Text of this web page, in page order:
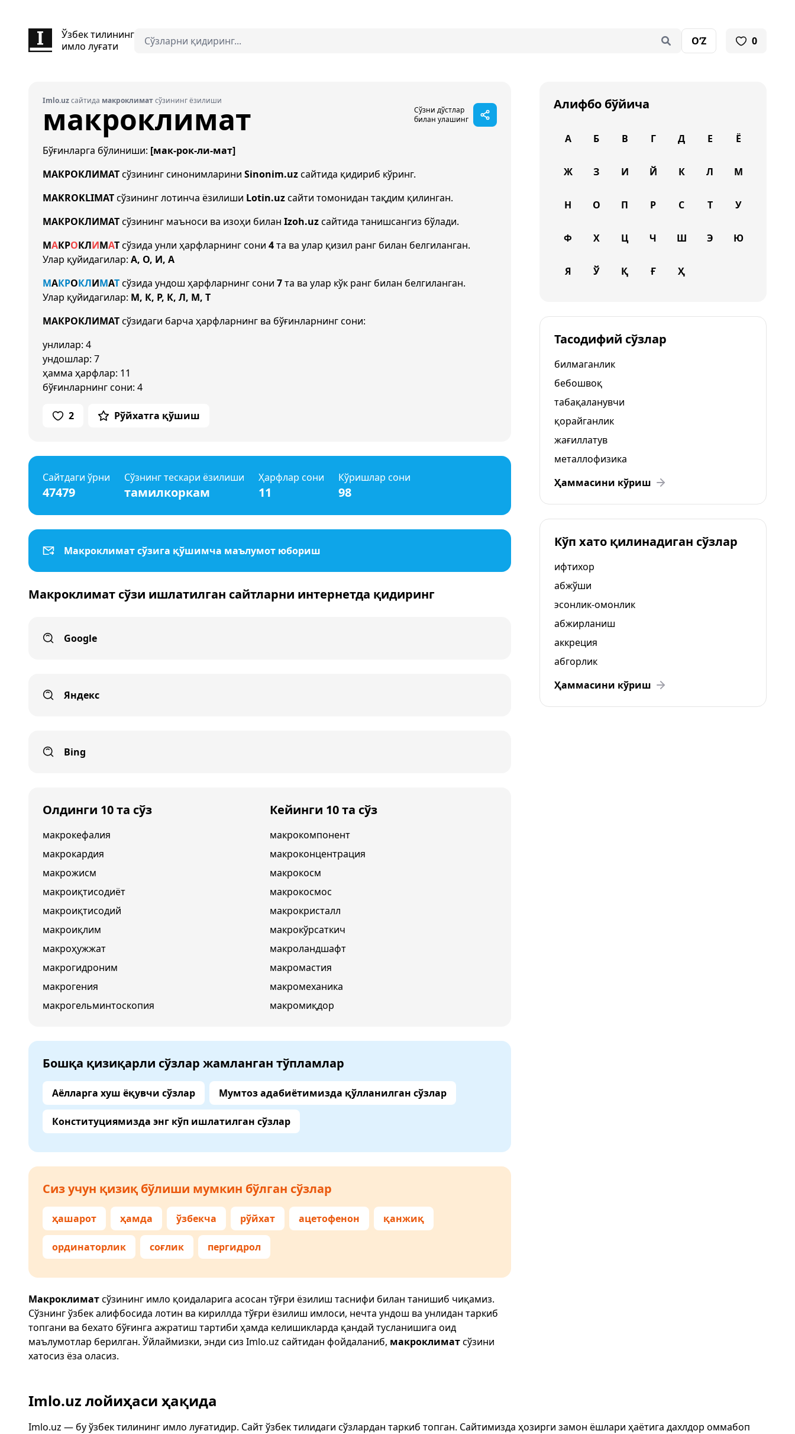
Ўзбек тилининг
имло луғати
O‘Z 0
Imlo.uzсайтида макроклиматсўзининг ёзилиши
макроклимат
Сўзни дўстлар
билан улашинг
Бўғинларга бўлиниши: [мак-рок-ли-мат]
МАКРОКЛИМАТсўзининг синонимларини Sinonim.uzсайтида қидириб кўринг.
MAKROKLIMATсўзининг лотинча ёзилиши Lotin.uzсайти томонидан тақдим қилинган.
МАКРОКЛИМАТсўзининг маъноси ва изоҳи билан Izoh.uzсайтида танишсангиз бўлади.
МАКРОКЛИМАТсўзида унли ҳарфларнинг сони 4та ва улар қизил ранг билан белгиланган.
Улар қуйидагилар: А, О, И, А
МАКРОКЛИМАТсўзида ундош ҳарфларнинг сони 7та ва улар кўк ранг билан белгиланган.
Улар қуйидагилар: М, К, Р, К, Л, М, Т
МАКРОКЛИМАТсўзидаги барча ҳарфларнинг ва бўғинларнинг сони:
унлилар: 4
ундошлар: 7
ҳамма ҳарфлар: 11
бўғинларнинг сони: 4
2 Рўйхатга қўшиш
Сайтдаги ўрни
47479
Сўзнинг тескари ёзилиши
тамилкоркам
Ҳарфлар сони
11
Кўришлар сони
98
Макроклимат сўзига қўшимча маълумот юбориш
Макроклимат сўзи ишлатилган сайтларни интернетда қидиринг
Google
Яндекс
Bing
Олдинги 10 та сўз
макрокефалия
макрокардия
макрожисм
макроиқтисодиёт
макроиқтисодий
макроиқлим
макроҳужжат
макрогидроним
макрогения
макрогельминтоскопия
Кейинги 10 та сўз
макрокомпонент
макроконцентрация
макрокосм
макрокосмос
макрокристалл
макрокўрсаткич
макроландшафт
макромастия
макромеханика
макромиқдор
Бошқа қизиқарли сўзлар жамланган тўпламлар
Аёлларга хуш ёқувчи сўзлар Мумтоз адабиётимизда қўлланилган сўзлар
Конституциямизда энг кўп ишлатилган сўзлар
Сиз учун қизиқ бўлиши мумкин бўлган сўзлар
ҳашарот ҳамда ўзбекча рўйхат ацетофенон қанжиқ
ординаторлик соғлик пергидрол
Макроклиматсўзининг имло қоидаларига асосан тўғри ёзилиш таснифи билан танишиб чиқамиз.
Сўзнинг ўзбек алифбосида лотин ва кириллда тўғри ёзилиш имлоси, нечта ундош ва унлидан таркиб
топгани ва бехато бўғинга ажратиш тартиби ҳамда келишикларда қандай тусланишига оид
маълумотлар берилган. Ўйлаймизки, энди сиз Imlo.uz сайтидан фойдаланиб, макроклиматсўзини
хатосиз ёза оласиз.
Алифбо бўйича
А Б В Г Д Е Ё
Ж З И Й К Л М
Н О П Р С Т У
Ф Х Ц Ч Ш Э Ю
Я Ў Қ Ғ Ҳ
Тасодифий сўзлар
билмаганлик
бебошвоқ
табақаланувчи
қорайганлик
жағиллатув
металлофизика
Ҳаммасини кўриш
Кўп хато қилинадиган сўзлар
ифтихор
абжўши
эсонлик-омонлик
абжирланиш
аккреция
абгорлик
Ҳаммасини кўриш
Imlo.uz лойиҳаси ҳақида
Imlo.uz — бу ўзбек тилининг имло луғатидир. Сайт ўзбек тилидаги сўзлардан таркиб топган. Сайтимизда ҳозирги замон ёшлари ҳаётига дахлдор оммабоп